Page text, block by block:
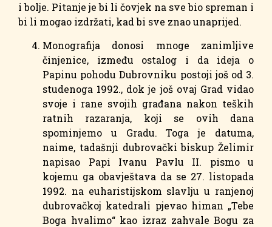
i bolje. Pitanje je bi li čovjek na sve bio spreman i
bi li mogao izdržati, kad bi sve znao unaprijed.
Monografija donosi mnoge zanimljive
činjenice, između ostalog i da ideja o
Papinu pohodu Dubrovniku postoji još od 3.
studenoga 1992., dok je još ovaj Grad vidao
svoje i rane svojih građana nakon teških
ratnih razaranja, koji se ovih dana
spominjemo u Gradu. Toga je datuma,
naime, tadašnji dubrovački biskup Želimir
napisao Papi Ivanu Pavlu II. pismo u
kojemu ga obavještava da se 27. listopada
1992. na euharistijskom slavlju u ranjenoj
dubrovačkoj katedrali pjevao himan „Tebe
Boga hvalimo“ kao izraz zahvale Bogu za